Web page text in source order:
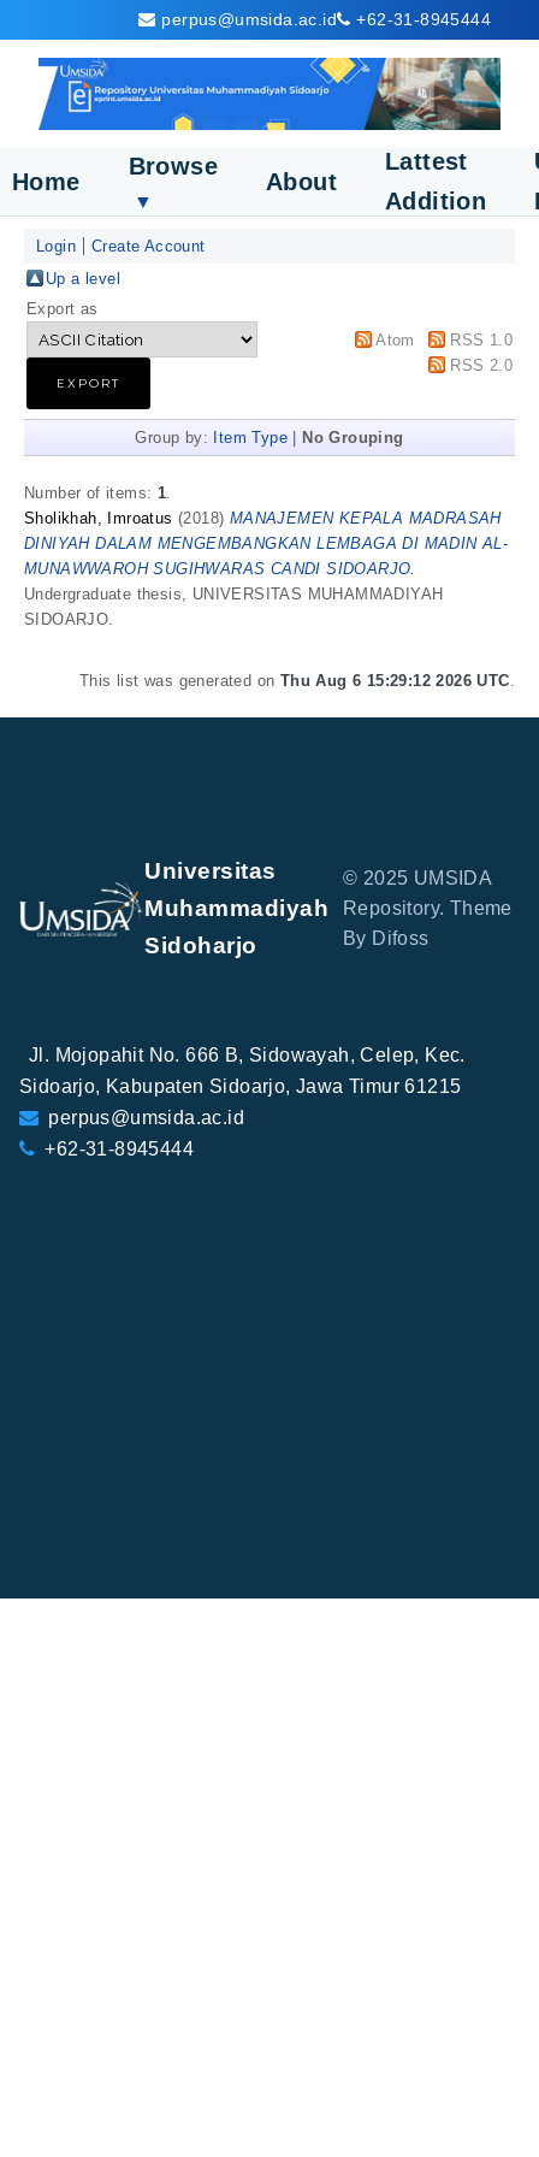
perpus@umsida.ac.id +62-31-8945444
Home
Browse
▼
About
Lattest
Addition
Login
Create Account
Up a level
Export as
Atom
RSS 1.0
RSS 2.0
Group by: Item Type No Grouping
Number of items: 1.
Sholikhah, Imroatus (2018) MANAJEMEN KEPALA MADRASAH
DINIYAH DALAM MENGEMBANGKAN LEMBAGA DI MADIN AL-
MUNAWWAROH SUGIHWARAS CANDI SIDOARJO.
Undergraduate thesis, UNIVERSITAS MUHAMMADIYAH
SIDOARJO.
This list was generated on Thu Aug 6 15:29:12 2026 UTC.
Universitas
Muhammadiyah
Sidoharjo
© 2025 UMSIDA
Repository. Theme
By Difoss
Jl. Mojopahit No. 666 B, Sidowayah, Celep, Kec.
Sidoarjo, Kabupaten Sidoarjo, Jawa Timur 61215
perpus@umsida.ac.id
+62-31-8945444